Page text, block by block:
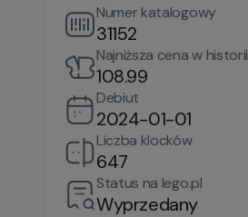
Numer katalogowy
31152
Najniższa cena w historii
108.99
Debiut
2024-01-01
Liczba klocków
647
Status na lego.pl
Wyprzedany